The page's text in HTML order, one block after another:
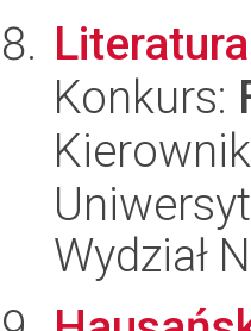
Konkurs:
Wydział